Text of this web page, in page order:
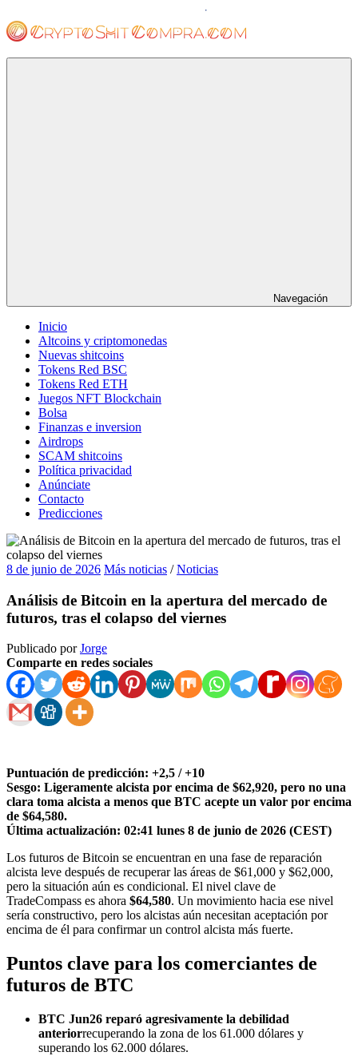
al
contenido
Navegación
Inicio
Altcoins y criptomonedas
Nuevas shitcoins
Tokens Red BSC
Tokens Red ETH
Juegos NFT Blockchain
Bolsa
Finanzas e inversion
Airdrops
SCAM shitcoins
Política privacidad
Anúnciate
Contacto
Predicciones
8 de junio de 2026 Más noticias /Noticias
Análisis de Bitcoin en la apertura del mercado de
futuros, tras el colapso del viernes
Publicado porJorge
Comparte en redes sociales
Puntuación de predicción: +2,5 / +10
Sesgo: Ligeramente alcista por encima de $62,920, pero no una
clara toma alcista a menos que BTC acepte un valor por encima
de $64,580.
Última actualización: 02:41 lunes 8 de junio de 2026 (CEST)
Los futuros de Bitcoin se encuentran en una fase de reparación
alcista leve después de recuperar las áreas de $61,000 y $62,000,
pero la situación aún es condicional. El nivel clave de
TradeCompass es ahora $64,580. Un movimiento hacia ese nivel
sería constructivo, pero los alcistas aún necesitan aceptación por
encima de él para confirmar un control alcista más fuerte.
Puntos clave para los comerciantes de
futuros de BTC
BTC Jun26 reparó agresivamente la debilidad
anteriorrecuperando la zona de los 61.000 dólares y
superando los 62.000 dólares.